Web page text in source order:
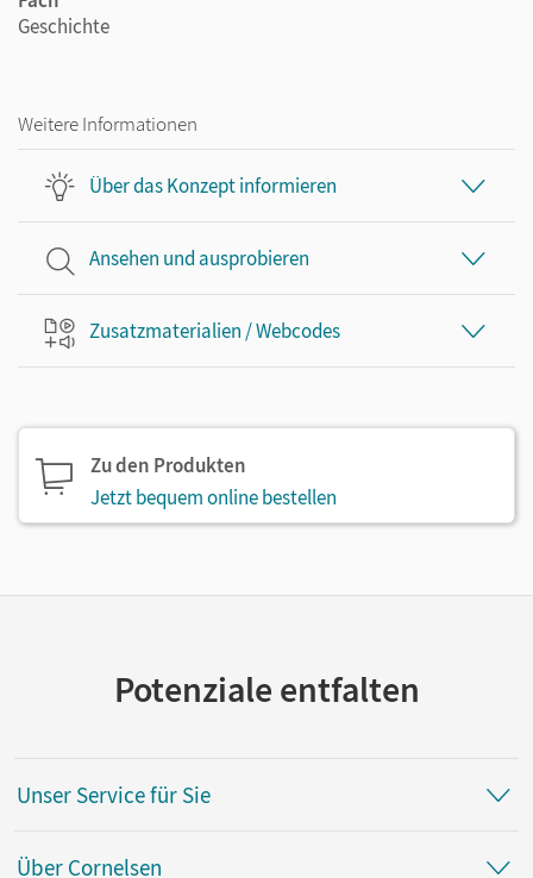
Geschichte
Weitere Informationen
Über das Konzept informieren
Ansehen und ausprobieren
Zusatzmaterialien / Webcodes
Zu den Produkten
Jetzt bequem online bestellen
Potenziale entfalten
Unser Service für Sie
Über Cornelsen